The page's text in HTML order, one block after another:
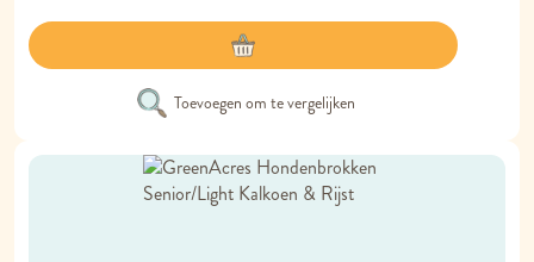
Toevoegen om te vergelijken